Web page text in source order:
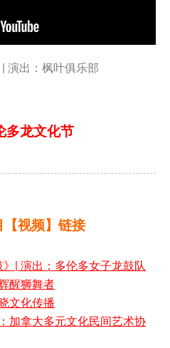
演出：枫叶俱乐部
多龙文化节
【视频】链接
》| 演出：多伦多女子龙鼓队
醒狮舞者
文化传播
加拿大多元文化民间艺术协